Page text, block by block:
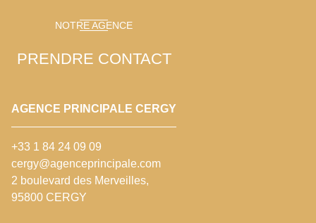
NOTRE AGENCE
PRENDRE CONTACT
AGENCE PRINCIPALE CERGY
+33 1 84 24 09 09
cergy@agenceprincipale.com
2 boulevard des Merveilles,
95800 CERGY